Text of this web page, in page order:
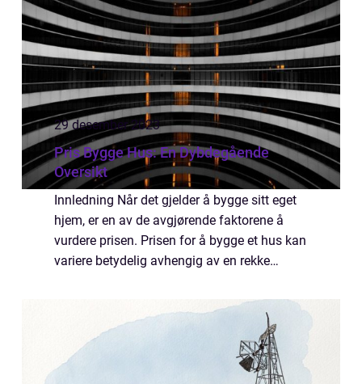
29 desember 2023
Pris Bygge Hus: En Dybdegående
Oversikt
Innledning Når det gjelder å bygge sitt eget
hjem, er en av de avgjørende faktorene å
vurdere prisen. Prisen for å bygge et hus kan
variere betydelig avhengig av en rekke
plassering og design. I denne artikkel...